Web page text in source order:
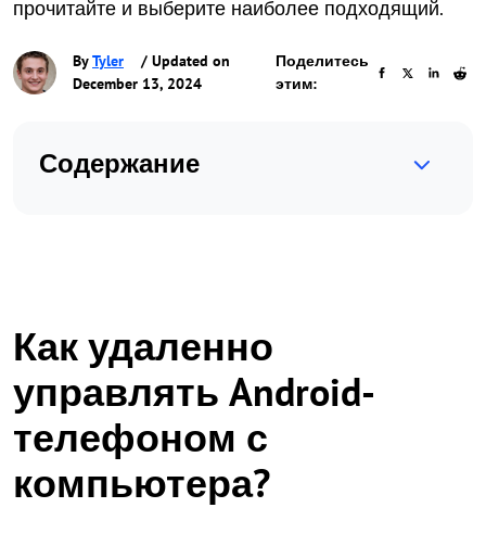
прочитайте и выберите наиболее подходящий.
ByTyler
/ Updated on
December 13, 2024
Поделитесь
этим:
Содержание
Как удаленно
управлять Android-
телефоном с
компьютера?